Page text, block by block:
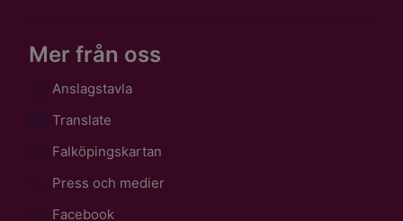
Mer från oss
Anslagstavla
Translate
Falköpingskartan
Press och medier
Facebook